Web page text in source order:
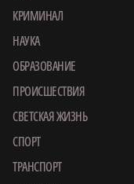
КРИМИНАЛ
НАУКА
ОБРАЗОВАНИЕ
ПРОИСШЕСТВИЯ
СВЕТСКАЯ ЖИЗНЬ
СПОРТ
ТРАНСПОРТ